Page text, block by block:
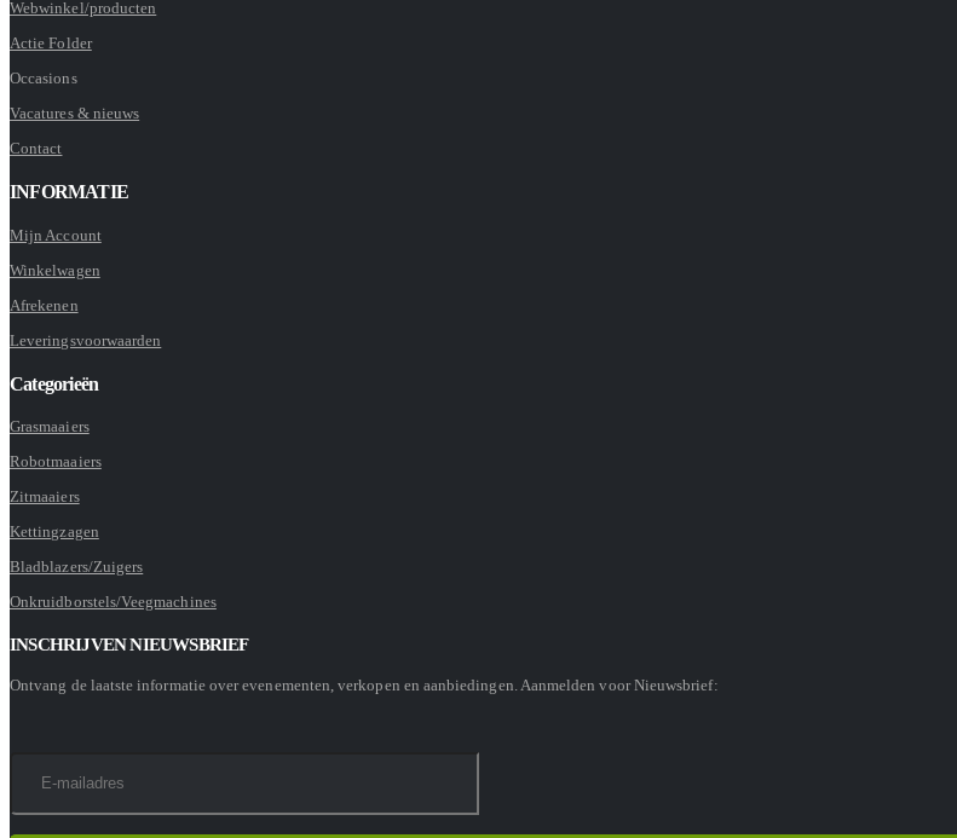
Webwinkel/producten
Actie Folder
Occasions
Vacatures & nieuws
Contact
INFORMATIE
Mijn Account
Winkelwagen
Afrekenen
Leveringsvoorwaarden
Categorieën
Grasmaaiers
Robotmaaiers
Zitmaaiers
Kettingzagen
Bladblazers/Zuigers
Onkruidborstels/Veegmachines
INSCHRIJVEN NIEUWSBRIEF
Ontvang de laatste informatie over evenementen, verkopen en aanbiedingen. Aanmelden voor Nieuwsbrief: